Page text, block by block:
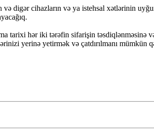
digər cihazların və ya istehsal xətlərinin
tarixi hər iki tərəfin sifarişin təsdiqlənməsinə
yerinə yetirmək və çatdırılmanı mümkün